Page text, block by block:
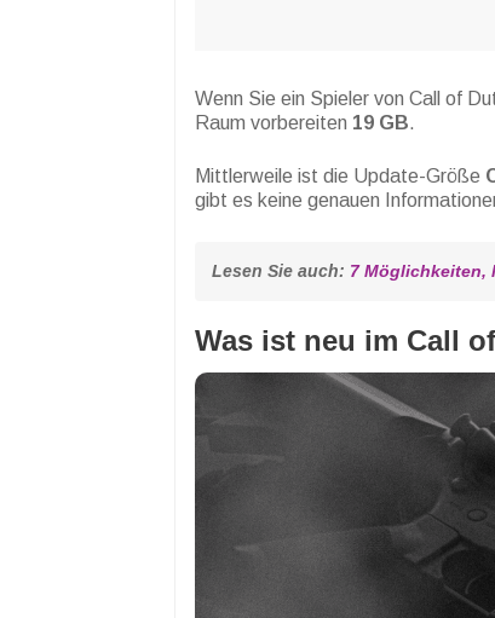
Wenn Sie ein Spieler von Call of
Raum vorbereiten 19 GB.
Mittlerweile ist die Update-Größe
gibt es keine genauen
Lesen Sie auch: 7 Möglichkeiten,
Was ist neu im Call